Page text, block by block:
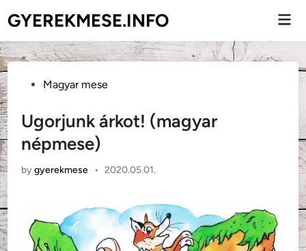
to
content
GYEREKMESE.INFO
PostedMagyar mese
Ugorjunk árkot! (magyar
népmese)
bygyerekmese • 2020.05.01.